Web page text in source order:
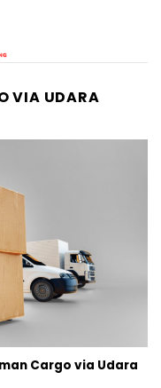
VIA UDARA
Cargo via Udara